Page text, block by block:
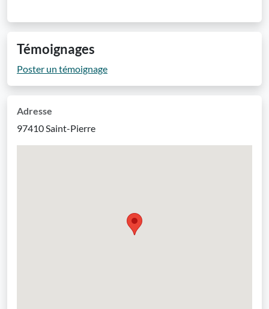
Témoignages
Poster un témoignage
Adresse
97410 Saint-Pierre